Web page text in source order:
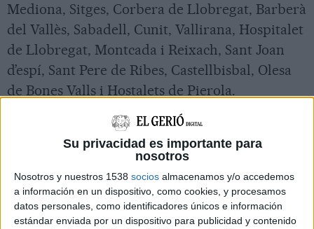
Su privacidad es importante para
nosotros
Nosotros y nuestros 1538 socios almacenamos y/o accedemos
a información en un dispositivo, como cookies, y procesamos
datos personales, como identificadores únicos e información
estándar enviada por un dispositivo para publicidad y contenido
Mediona, Sitges, Corbera de Llobregat, Barberà
del Vallès, Sabadell, Cunit, Vallirana, Hospitalet
de Llobregat, Montcada i Reixach, Sant Joan
d’espí, Sant Pere de Ribes, Castellbisbal, Olesa
de Bones Valls i Hostalets de Pierola.
A les diferents entradess’ha intervingut 5
armes de foc(1 llarga i 4 curtes), diverses armes
blanques (ganivets, katanes, matxets), altres
armes prohibides i armilles antitret. En relació
a substàncies estupefaents, s’ha intervingut
principalment marihuana i anabolitzants. A